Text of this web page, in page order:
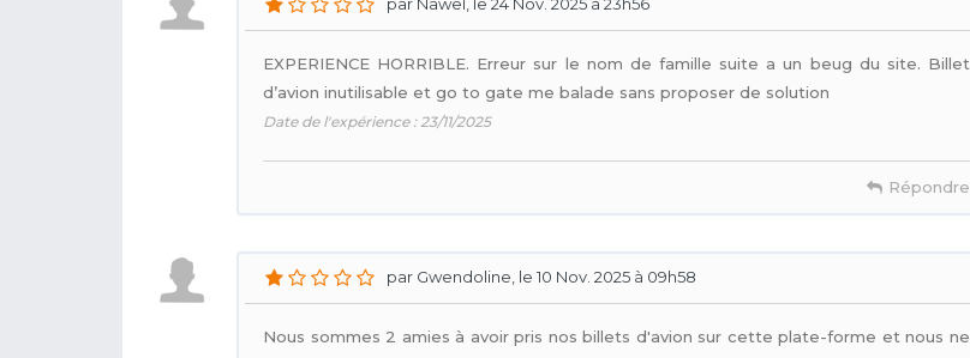
EXPERIENCE HORRIBLE. Erreur sur le nom de famille suite a un beug du site. Billet
d’avion inutilisable et go to gate me balade sans proposer de solution
Date de l'expérience : 23/11/2025
Répondre
par Gwendoline, le 10 Nov. 2025 à 09h58
Nous sommes 2 amies à avoir pris nos billets d'avion sur cette plate-forme et nous ne